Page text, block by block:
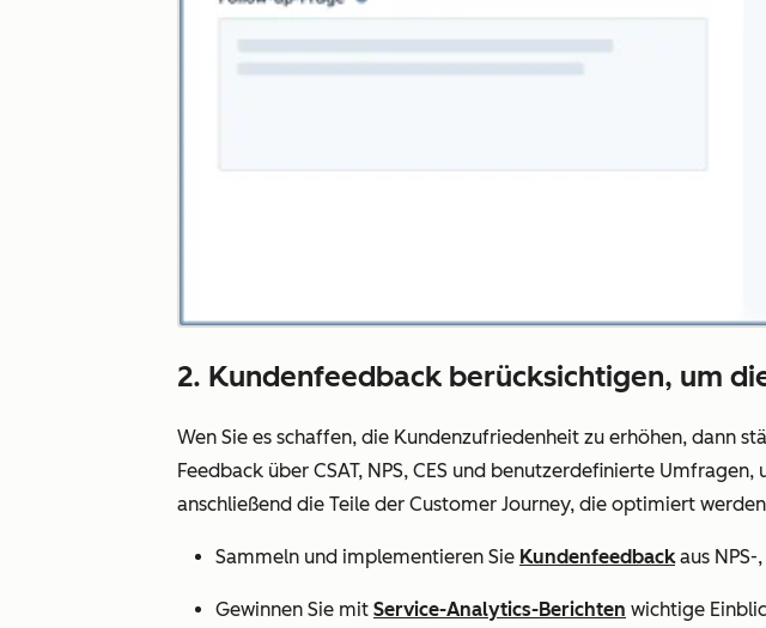
2. Kundenfeedback berücksichtigen, um
Wen Sie es schaffen, die Kundenzufriedenheit zu erhöhen, dann
Feedback über CSAT, NPS, CES und benutzerdefinierte
anschließend die Teile der Customer Journey, die optimiert
Sammeln und implementieren Sie Kundenfeedbackaus NPS-
Gewinnen Sie mit Service-Analytics-Berichten wichtige